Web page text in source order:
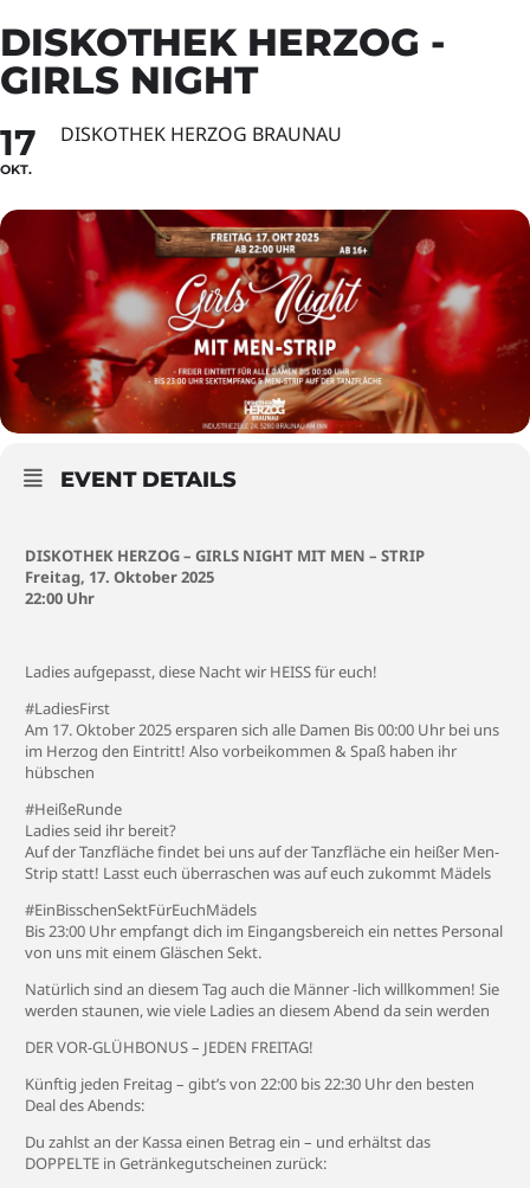
DISKOTHEK HERZOG -
GIRLS NIGHT
17
OKT.
DISKOTHEK HERZOG BRAUNAU
EVENT DETAILS
DISKOTHEK HERZOG – GIRLS NIGHT MIT MEN – STRIP
Freitag, 17. Oktober 2025
22:00 Uhr
Ladies aufgepasst, diese Nacht wir HEISS für euch!
#LadiesFirst
Am 17. Oktober 2025 ersparen sich alle Damen Bis 00:00 Uhr bei uns
im Herzog den Eintritt! Also vorbeikommen & Spaß haben ihr
hübschen
#HeißeRunde
Ladies seid ihr bereit?
Auf der Tanzfläche findet bei uns auf der Tanzfläche ein heißer Men-
Strip statt! Lasst euch überraschen was auf euch zukommt Mädels
#EinBisschenSektFürEuchMädels
Bis 23:00 Uhr empfangt dich im Eingangsbereich ein nettes Personal
von uns mit einem Gläschen Sekt.
Natürlich sind an diesem Tag auch die Männer -lich willkommen! Sie
werden staunen, wie viele Ladies an diesem Abend da sein werden
DER VOR-GLÜHBONUS – JEDEN FREITAG!
Künftig jeden Freitag – gibt’s von 22:00 bis 22:30 Uhr den besten
Deal des Abends:
Du zahlst an der Kassa einen Betrag ein – und erhältst das
DOPPELTE in Getränkegutscheinen zurück: